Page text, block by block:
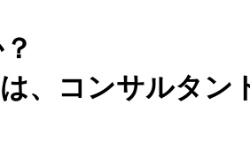
、コンサルタン